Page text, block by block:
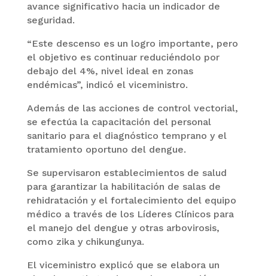
avance significativo hacia un indicador de
seguridad.
“Este descenso es un logro importante, pero
el objetivo es continuar reduciéndolo por
debajo del 4%, nivel ideal en zonas
endémicas”, indicó el viceministro.
Además de las acciones de control vectorial,
se efectúa la capacitación del personal
sanitario para el diagnóstico temprano y el
tratamiento oportuno del dengue.
Se supervisaron establecimientos de salud
para garantizar la habilitación de salas de
rehidratación y el fortalecimiento del equipo
médico a través de los Líderes Clínicos para
el manejo del dengue y otras arbovirosis,
como zika y chikungunya.
El viceministro explicó que se elabora un